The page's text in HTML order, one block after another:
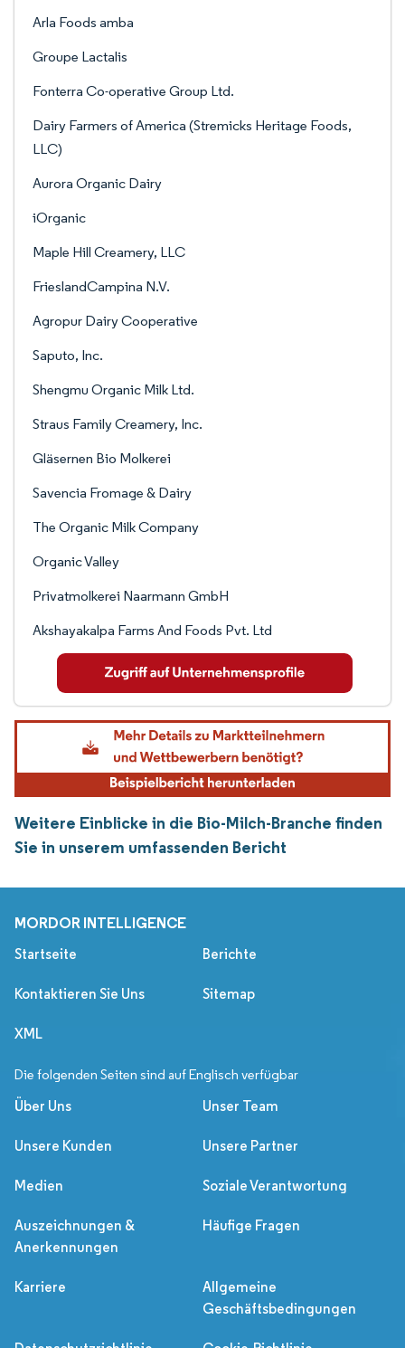
Arla Foods amba
Groupe Lactalis
Fonterra Co-operative Group Ltd.
Dairy Farmers of America (Stremicks Heritage Foods,
LLC)
Aurora Organic Dairy
iOrganic
Maple Hill Creamery, LLC
FrieslandCampina N.V.
Agropur Dairy Cooperative
Saputo, Inc.
Shengmu Organic Milk Ltd.
Straus Family Creamery, Inc.
Gläsernen Bio Molkerei
Savencia Fromage & Dairy
The Organic Milk Company
Organic Valley
Privatmolkerei Naarmann GmbH
Akshayakalpa Farms And Foods Pvt. Ltd
Weitere Einblicke in die Bio-Milch-Branche finden
Sie in unserem umfassenden Bericht
MORDOR INTELLIGENCE
Startseite Berichte
Kontaktieren Sie Uns Sitemap
XML
Die folgenden Seiten sind auf Englisch verfügbar
Über Uns Unser Team
Unsere Kunden Unsere Partner
Medien Soziale Verantwortung
Auszeichnungen &
Anerkennungen
Häufige Fragen
Karriere
Allgemeine
Geschäftsbedingungen